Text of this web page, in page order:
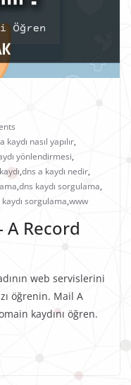
a kaydı nasıl yapılır,
yönlendirmesi,
,dns a kaydı nedir,
,dns kaydı sorgulama,
sorgulama,www
A Record
web servislerini
öğrenin. Mail A
kaydını öğren.